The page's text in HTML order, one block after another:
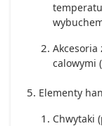
calowymi
Elementy
Chwytaki